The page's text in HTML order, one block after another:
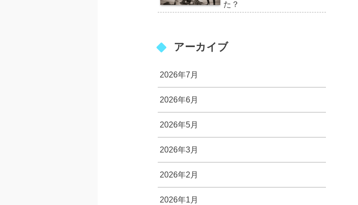
た？
アーカイブ
2026年7月
2026年6月
2026年5月
2026年3月
2026年2月
2026年1月